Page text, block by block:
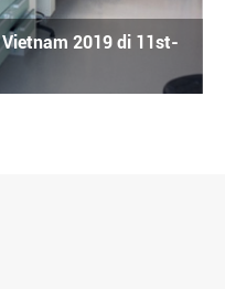
2019 di 11st-